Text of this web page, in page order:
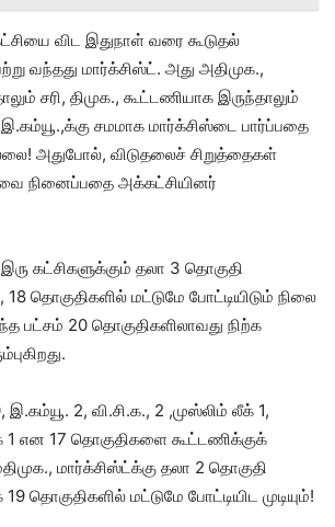
விட இதுநாள் வரை கூடுதல்
வந்தது மார்க்சிஸ்ட். அது அதிமுக.,
சரி, திமுக., கூட்டணியாக இருந்தாலும்
சமமாக மார்க்சிஸ்டை பார்ப்பதை
அதுபோல், விடுதலைச் சிறுத்தைகள்
வை நினைப்பதை அக்கட்சியினர்
கட்சிகளுக்கும் தலா 3 தொகுதி
18 தொகுதிகளில் மட்டுமே போட்டியிடும் நிலை
பட்சம் 20 தொகுதிகளிலாவது நிற்க
2, வி.சி.க., 2 ,முஸ்லிம் லீக் 1,
என 17 தொகுதிகளை கூட்டணிக்குக்
மார்க்சிஸ்ட்க்கு தலா 2 தொகுதி
தொகுதிகளில் மட்டுமே போட்டியிட முடியும்!